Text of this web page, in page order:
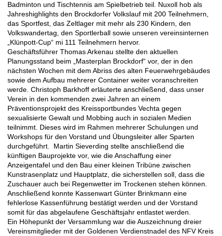
Badminton und Tischtennis am Spielbetrieb teil. Nuxoll hob als
Jahreshighlights den Brockdorfer Volkslauf mit 200 Teilnehmern,
das Sportfest, das Zeltlager mit mehr als 230 Kindern, den
Volkswandertag, den Sportlerball sowie unseren vereinsinternen
„Klünpott-Cup“ mi 111 Teilnehmern hervor.
Geschäftsführer Thomas Arkenau stellte den aktuellen
Planungsstand beim „Masterplan Brockdorf“ vor, der in den
nächsten Wochen mit dem Abriss des alten Feuerwehrgebäudes
sowie dem Aufbau mehrerer Container weiter voranschreiten
werde. Christoph Barkhoff erläuterte anschließend, dass unser
Verein in den kommenden zwei Jahren an einem
Präventionsprojekt des Kreissportbundes Vechta gegen
sexualisierte Gewalt und Mobbing auch in sozialen Medien
teilnimmt. Dieses wird im Rahmen mehrerer Schulungen und
Workshops für den Vorstand und Übungsleiter aller Sparten
durchgeführt. Martin Sieverding stellte anschließend die
künftigen Bauprojekte vor, wie die Anschaffung einer
Anzeigentafel und den Bau einer kleinen Tribüne zwischen
Kunstrasenplatz und Hauptplatz, die sicherstellen soll, dass die
Zuschauer auch bei Regenwetter im Trockenen stehen können.
Anschließend konnte Kassenwart Günter Brinkmann eine
fehlerlose Kassenführung bestätigt werden und der Vorstand
somit für das abgelaufene Geschäftsjahr entlastet werden.
Ein Höhepunkt der Versammlung war die Auszeichnung dreier
Vereinsmitglieder mit der Goldenen Verdienstnadel des NFV Kreis